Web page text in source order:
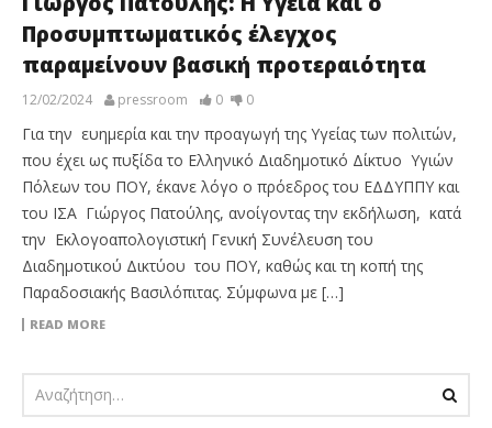
Προσυμπτωματικός έλεγχος
παραμείνουν βασική προτεραιότητα
12/02/2024 pressroom 0 0
Για την ευημερία και την προαγωγή της Υγείας των πολιτών,
που έχει ως πυξίδα το Ελληνικό Διαδημοτικό Δίκτυο Υγιών
Πόλεων του ΠΟΥ, έκανε λόγο ο πρόεδρος του ΕΔΔΥΠΠΥ και
του ΙΣΑ Γιώργος Πατούλης, ανοίγοντας την εκδήλωση, κατά
την Εκλογοαπολογιστική Γενική Συνέλευση του
Διαδημοτικού Δικτύου του ΠΟΥ, καθώς και τη κοπή της
Παραδοσιακής Βασιλόπιτας. Σύμφωνα με […]
READ MORE